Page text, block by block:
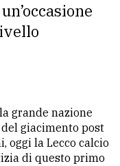
grande nazione
giacimento post
oggi la Lecco calcio
di questo primo